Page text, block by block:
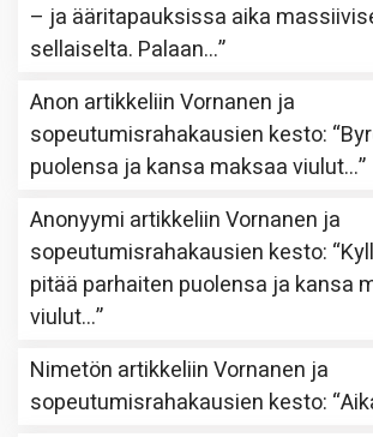
– ja ääritapauksissa aika
sellaiselta. Palaan…”
Anon artikkeliinVornanen ja
sopeutumisrahakausien kesto: “
puolensa ja kansa maksaa viulut…”
Anonyymi artikkeliinVornanen ja
sopeutumisrahakausien kesto: “
pitää parhaiten puolensa ja kansa
viulut…”
Nimetön artikkeliinVornanen ja
sopeutumisrahakausien kesto: “